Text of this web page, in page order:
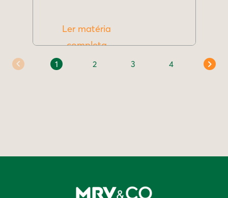
Ler matéria
completa
1 2 3 4